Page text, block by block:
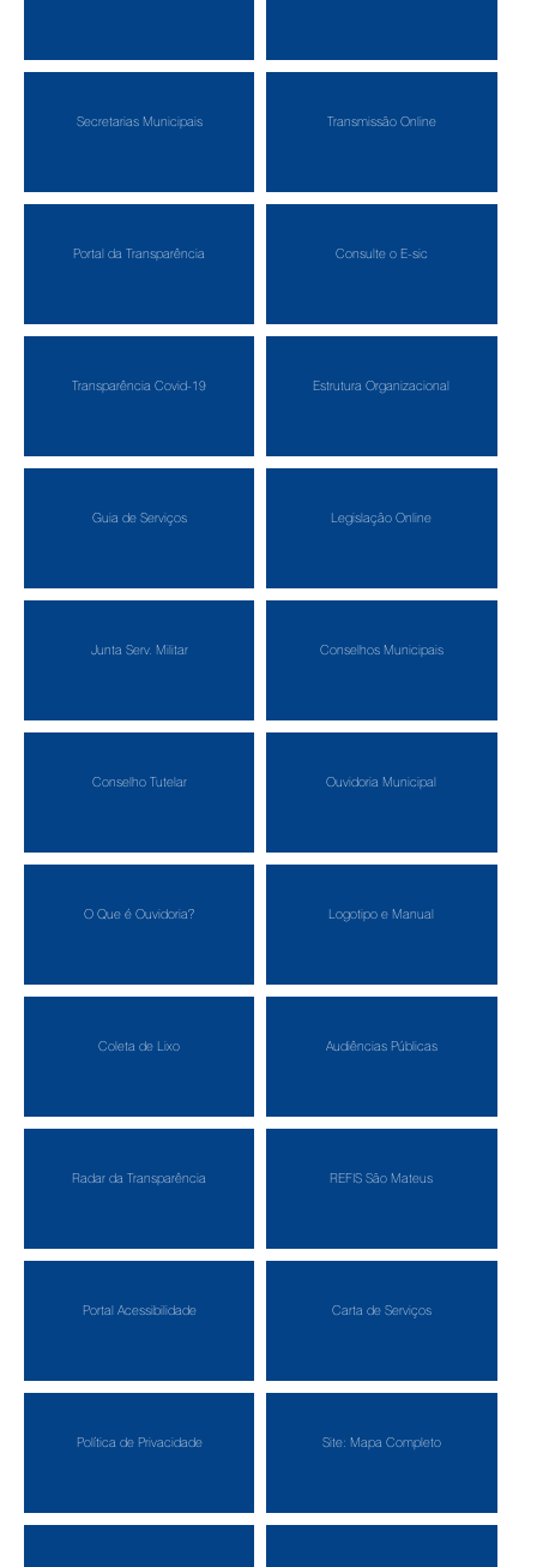
Secretarias Municipais Transmissão Online
Portal da Transparência Consulte o E-sic
Transparência Covid-19 Estrutura Organizacional
Guia de Serviços Legislação Online
Junta Serv. Militar Conselhos Municipais
Conselho Tutelar Ouvidoria Municipal
O Que é Ouvidoria? Logotipo e Manual
Coleta de Lixo Audiências Públicas
Radar da Transparência REFIS São Mateus
Portal Acessibilidade Carta de Serviços
Política de Privacidade Site: Mapa Completo